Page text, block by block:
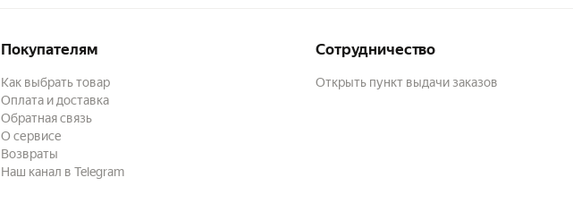
Покупателям
Как выбрать товар
Оплата и доставка
Обратная связь
О сервисе
Возвраты
Наш канал в Telegram
Сотрудничество
Открыть пункт выдачи заказов